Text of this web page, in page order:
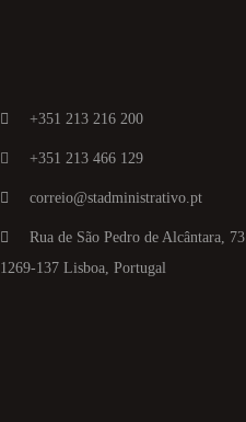
+351 213 216 200
+351 213 466 129
correio@stadministrativo.pt
Rua de São Pedro de Alcântara, 73
1269-137 Lisboa, Portugal